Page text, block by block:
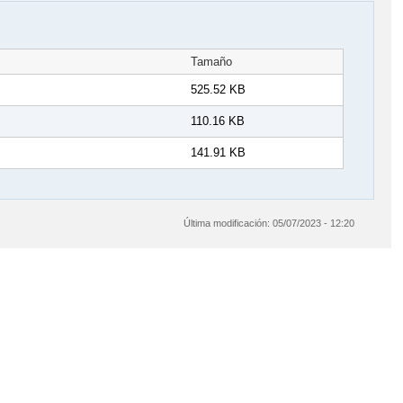
Tamaño
525.52 KB
110.16 KB
141.91 KB
Última modificación:05/07/2023 - 12:20